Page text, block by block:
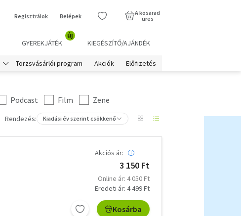
Regisztrálok Belépek
A kosarad
üres
GYEREKJÁTÉK
új
KIEGÉSZÍTŐ/AJÁNDÉK
Törzsvásárlói program Akciók Előfizetés
Podcast Film
Zene
Rendezés: Kiadási év szerint csökkenő
Akciós ár:
3 150 Ft
Online ár: 4 050 Ft
Eredeti ár: 4 499 Ft
Kosárba